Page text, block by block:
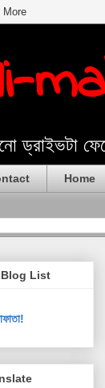
ড্রাইভটা
Home
Blog List